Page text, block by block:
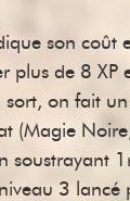
son coût
plus de 8 XP
sort, on fait
(Magie
soustrayant
3 lancé